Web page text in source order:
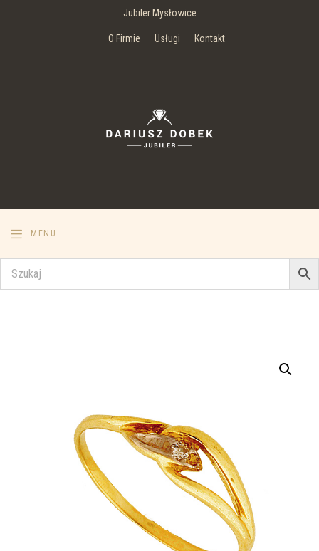
Jubiler Mysłowice
O Firmie Usługi Kontakt
MENU